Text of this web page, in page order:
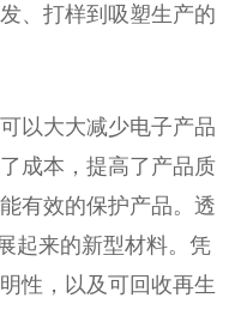
、打样到吸塑生产的
以大大减少电子产品
成本，提高了产品质
有效的保护产品。透
起来的新型材料。凭
性，以及可回收再生